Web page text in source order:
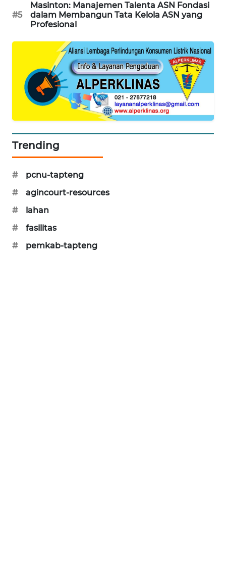
#5
Masinton: Manajemen Talenta ASN Fondasi
dalam Membangun Tata Kelola ASN yang
Profesional
Trending
#
pcnu-tapteng
#
agincourt-resources
#
lahan
#
fasilitas
#
pemkab-tapteng
HUMBANG
NEWS
GARONGGANG
FISUELRI
ID
ENERGI
NEWS
CILEUNGSI
NEWS
BERKAT
NEWS
NEWS